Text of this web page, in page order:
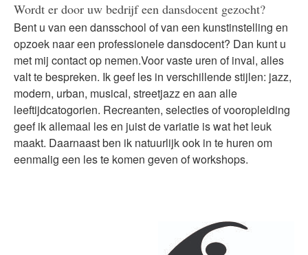
Wordt er door uw bedrijf een dansdocent gezocht?
Bent u van een dansschool of van een kunstinstelling en
opzoek naar een professionele dansdocent? Dan kunt u
met mij contact op nemen.Voor vaste uren of inval, alles
valt te bespreken. Ik geef les in verschillende stijlen: jazz,
modern, urban, musical, streetjazz en aan alle
leeftijdcatogorien. Recreanten, selecties of vooropleiding
geef ik allemaal les en juist de variatie is wat het leuk
maakt. Daarnaast ben ik natuurlijk ook in te huren om
eenmalig een les te komen geven of workshops.